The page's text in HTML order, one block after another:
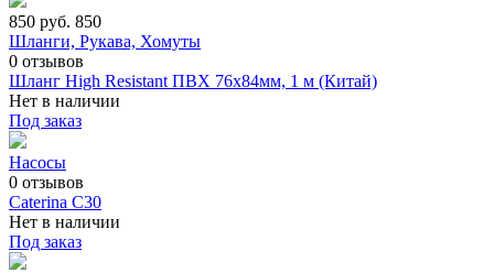
850 руб. 850
Шланги, Рукава, Хомуты
0 отзывов
Шланг High Resistant ПВХ 76х84мм, 1 м (Китай)
Нет в наличии
Под заказ
Насосы
0 отзывов
Caterina C30
Нет в наличии
Под заказ